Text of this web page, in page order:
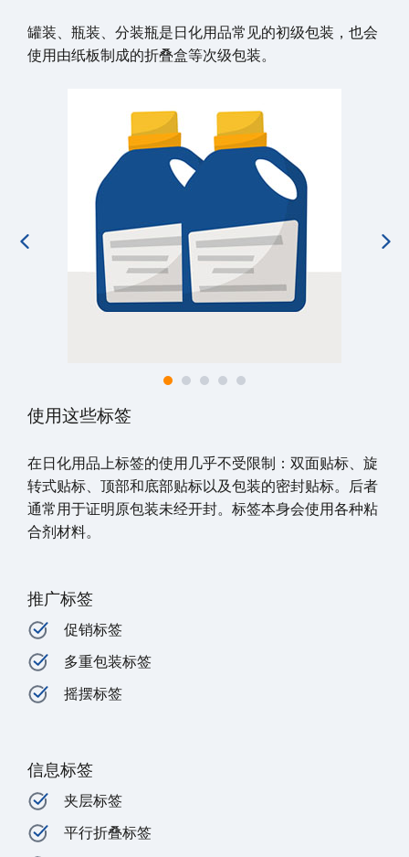
罐装、瓶装、分装瓶是日化用品常见的初级包装，也会
使用由纸板制成的折叠盒等次级包装。
使用这些标签
在日化用品上标签的使用几乎不受限制：双面贴标、旋
转式贴标、顶部和底部贴标以及包装的密封贴标。后者
通常用于证明原包装未经开封。标签本身会使用各种粘
合剂材料。
推广标签
促销标签
多重包装标签
摇摆标签
信息标签
夹层标签
平行折叠标签